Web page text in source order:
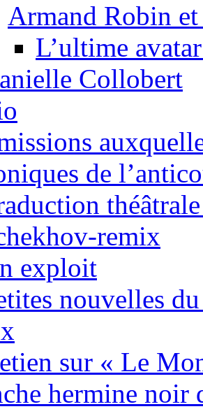
Armand Robin
L’ultime
Collobert
de
remix
exploit
nouvelles
sur « Le
hermine noir